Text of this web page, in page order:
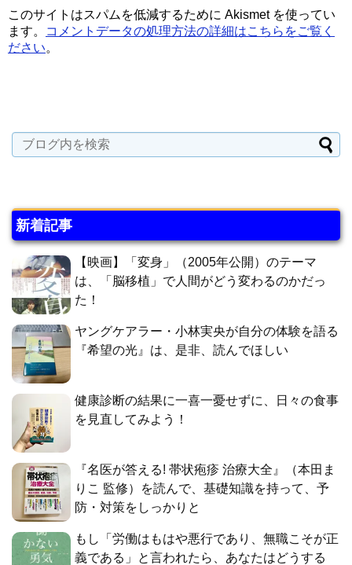
このサイトはスパムを低減するために Akismet を使ってい
ます。
コメントデータの処理方法の詳細はこちらをご覧く
ださい。
新着記事
【映画】「変身」（2005年公開）のテーマ
は、「脳移植」で人間がどう変わるのかだっ
た！
ヤングケアラー・小林実央が自分の体験を語る
『希望の光』は、是非、読んでほしい
健康診断の結果に一喜一憂せずに、日々の食事
を見直してみよう！
『名医が答える! 帯状疱疹 治療大全』（本田ま
りこ 監修）を読んで、基礎知識を持って、予
防・対策をしっかりと
もし「労働はもはや悪行であり、無職こそが正
義である」と言われたら、あなたはどうする